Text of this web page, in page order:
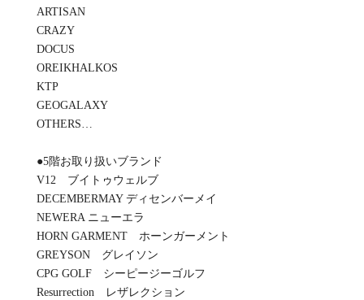
ARTISAN
CRAZY
DOCUS
OREIKHALKOS
KTP
GEOGALAXY
OTHERS…
●5階お取り扱いブランド
V12 ブイトゥウェルブ
DECEMBERMAY ディセンバーメイ
NEWERA ニューエラ
HORN GARMENT ホーンガーメント
GREYSON グレイソン
CPG GOLF シーピージーゴルフ
Resurrection レザレクション